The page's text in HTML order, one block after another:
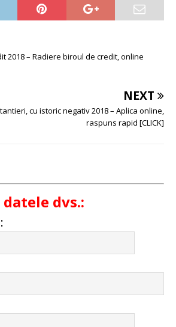
2018 – Radiere biroul de credit, online
NEXT
cu istoric negativ 2018 – Aplica online,
raspuns rapid [CLICK]
dvs.: